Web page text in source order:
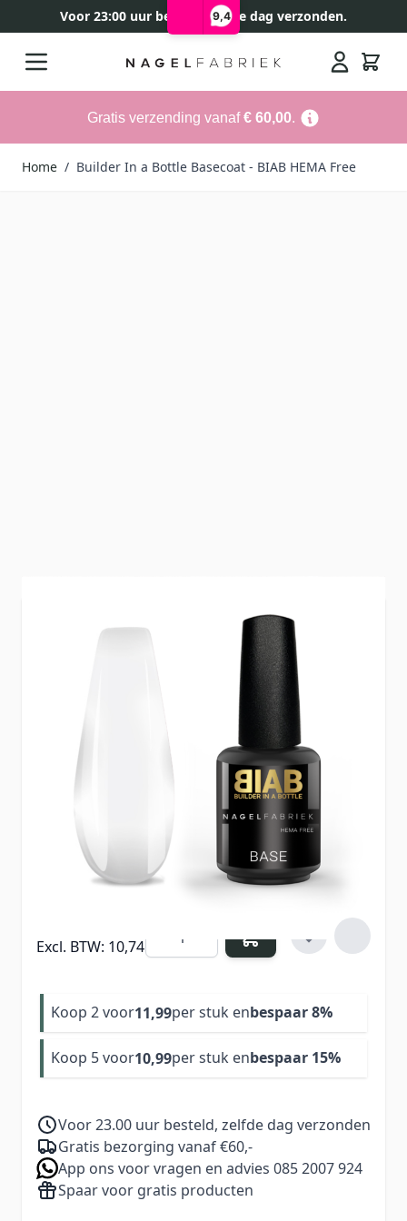
9,4
Voor 23:00 uur besteld, zelfde dag verzonden.
Gratis verzending vanaf€ 60,00.
Home / Builder In a Bottle Basecoat - BIAB HEMA Free
Deze BIAB Basecoat zorgt voor extra hechting
en stevigheid onder je BIAB. Makkelijk aan te
brengen, goed te verdelen en perfect als eerste
stap in je behandeling.
HEMA Free & TPO Free
Verdien
Nail Points bij aankoop van dit
product
Excl. BTW: 10,74
Koop 2 voor11,99per stuk enbespaar8%
Koop 5 voor10,99per stuk enbespaar 15%
Voor 23.00 uur besteld, zelfde dag verzonden
Gratis bezorging vanaf €60,-
App ons voor vragen en advies 085 2007 924
Spaar voor gratis producten